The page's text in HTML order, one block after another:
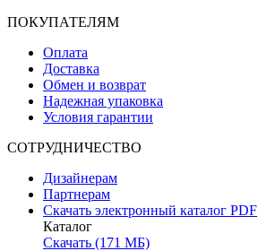
ПОКУПАТЕЛЯМ
Оплата
Доставка
Обмен и возврат
Надежная упаковка
Условия гарантии
СОТРУДНИЧЕСТВО
Дизайнерам
Партнерам
Скачать электронный каталог PDF
Каталог
Скачать (171 МБ)